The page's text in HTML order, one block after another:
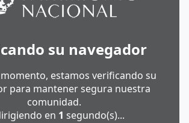
su navegador
estamos verificando su
para mantener segura nuestra
comunidad.
en 1 segundo(s)...